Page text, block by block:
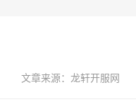
文章来源：龙轩开服网